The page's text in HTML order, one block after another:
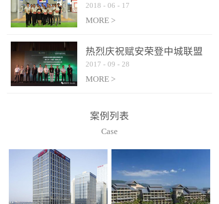
报早防的效果。 系统构
成示意图： 图像型火灾
和监控端两大部分组成。
两者之间通过以太网相
联，一台监控主机最多可
从监控主机上获取，最多
只能接6台，超过的需从现
慧消防新荣耀
2018 - 06 - 17
MORE >
热烈庆祝赋安荣登中城联盟
联合采购战略合作平台
2017 - 09 - 28
MORE >
案例列表
Case